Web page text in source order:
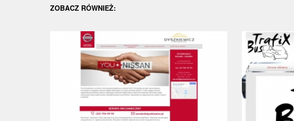
ZOBACZ RÓWNIEŻ: